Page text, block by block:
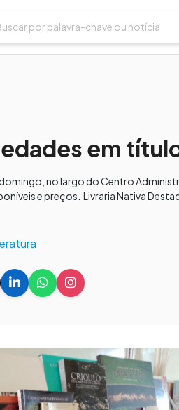
em
domingo, no largo do Centro
e preços. Livraria Nativa